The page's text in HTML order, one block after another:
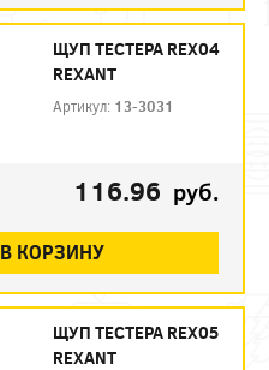
ЩУП ТЕСТЕРА REX04
REXANT
Артикул: 13-3031
116.96 руб.
В КОРЗИНУ
ЩУП ТЕСТЕРА REX05
REXANT